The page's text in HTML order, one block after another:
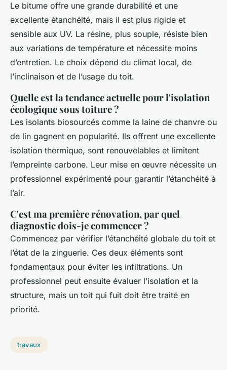
Le bitume offre une grande durabilité et une
excellente étanchéité, mais il est plus rigide et
sensible aux UV. La résine, plus souple, résiste bien
aux variations de température et nécessite moins
d’entretien. Le choix dépend du climat local, de
l’inclinaison et de l’usage du toit.
Quelle est la tendance actuelle pour l'isolation
écologique sous toiture ?
Les isolants biosourcés comme la laine de chanvre ou
de lin gagnent en popularité. Ils offrent une excellente
isolation thermique, sont renouvelables et limitent
l’empreinte carbone. Leur mise en œuvre nécessite un
professionnel expérimenté pour garantir l’étanchéité à
l’air.
C'est ma première rénovation, par quel
diagnostic dois-je commencer ?
Commencez par vérifier l’étanchéité globale du toit et
l’état de la zinguerie. Ces deux éléments sont
fondamentaux pour éviter les infiltrations. Un
professionnel peut ensuite évaluer l’isolation et la
structure, mais un toit qui fuit doit être traité en
priorité.
travaux